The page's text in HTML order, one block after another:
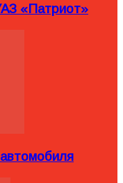
«Патриот»